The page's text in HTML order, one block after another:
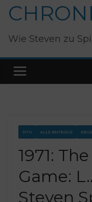
Wie Steven zu
1970 ALLE BEITRÄGE
1971:
Game:
Steven